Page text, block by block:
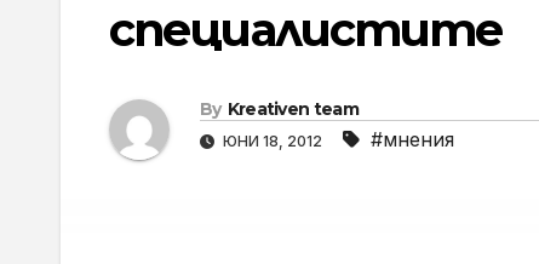
специалистите
By Kreativen team
ЮНИ 18, 2012 #мнения